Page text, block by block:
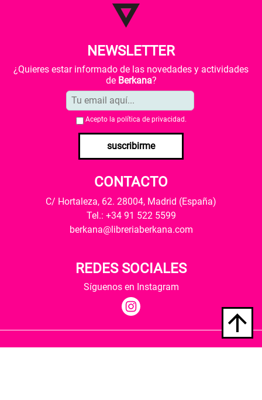
NEWSLETTER
¿Quieres estar informado de las novedades y actividades
de Berkana?
Acepto la política de privacidad .
suscribirme
CONTACTO
C/ Hortaleza, 62. 28004, Madrid (España)
Tel.: +34 91 522 5599
berkana@libreriaberkana.com
REDES SOCIALES
Síguenos en Instagram